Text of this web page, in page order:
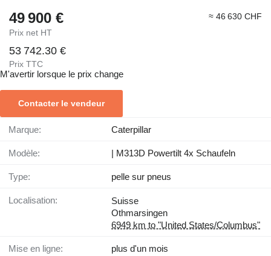
49 900 €
Prix net HT
≈ 46 630 CHF
53 742.30 €
Prix TTC
M'avertir lorsque le prix change
Contacter le vendeur
Marque: Caterpillar
Modèle: | M313D Powertilt 4x Schaufeln
Type: pelle sur pneus
Localisation:
Suisse
Othmarsingen
6949 km to "United States/Columbus"
Mise en ligne: plus d'un mois